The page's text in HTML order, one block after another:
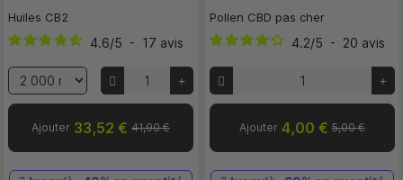
Huiles CB2
4.6/5 - 17 avis
Ajouter 33,52 € 41,90 €
Pollen CBD pas cher
4.2/5 - 20 avis
Ajouter 4,00 € 5,00 €